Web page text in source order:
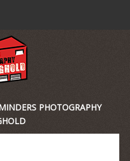
PHOTOGRAPHY